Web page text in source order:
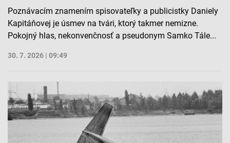
Poznávacím znamením spisovateľky a publicistky Daniely
Kapitáňovej je úsmev na tvári, ktorý takmer nemizne.
Pokojný hlas, nekonvenčnosť a pseudonym Samko Tále...
30. 7. 2026 | 09:49